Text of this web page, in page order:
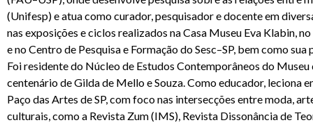
(Unifesp) e atua como curador, pesquisador e docente em
nas exposições e ciclos realizados na Casa Museu Eva Klabin,
e no Centro de Pesquisa e Formação do Sesc–SP, bem como
Foi residente do Núcleo de Estudos Contemporâneos do
centenário de Gilda de Mello e Souza. Como educador, leciona
Paço das Artes de SP, com foco nas intersecções entre moda,
culturais, como a Revista Zum (IMS), Revista Dissonância de